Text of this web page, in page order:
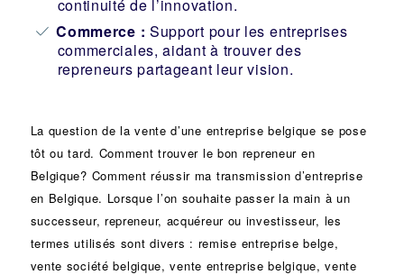
continuité de l’innovation.
Commerce : Support pour les entreprises
commerciales, aidant à trouver des
repreneurs partageant leur vision.
La question de la vente d’une entreprise belgique se pose
tôt ou tard. Comment trouver le bon repreneur en
Belgique? Comment réussir ma transmission d’entreprise
en Belgique. Lorsque l’on souhaite passer la main à un
successeur, repreneur, acquéreur ou investisseur, les
termes utilisés sont divers : remise entreprise belge,
vente société belgique, vente entreprise belgique, vente